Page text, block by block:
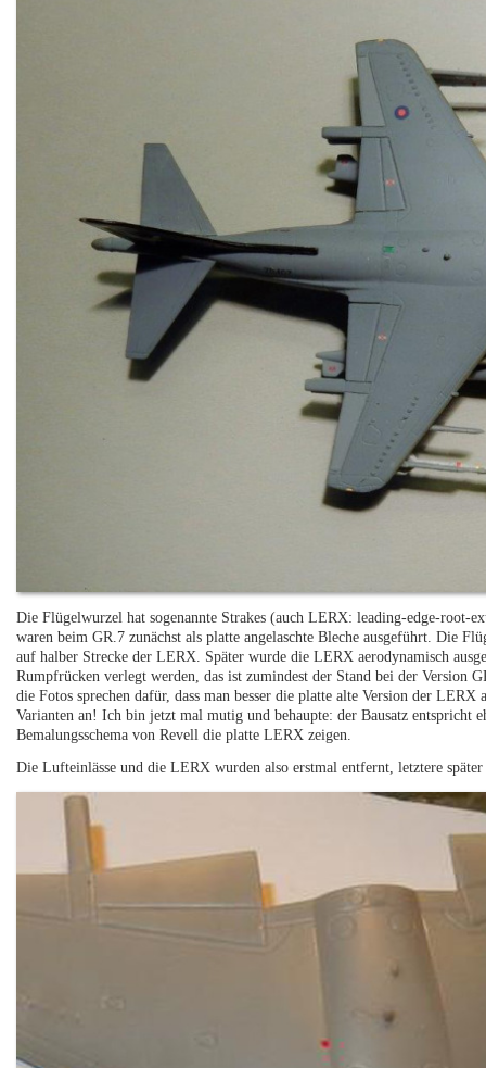
Die Flügelwurzel hat sogenannte Strakes (auch LERX: leading-edge-root-
waren beim GR.7 zunächst als platte angelaschte Bleche ausgeführt. Die
auf halber Strecke der LERX. Später wurde die LERX aerodynamisch
Rumpfrücken verlegt werden, das ist zumindest der Stand bei der Version
die Fotos sprechen dafür, dass man besser die platte alte Version der
Varianten an! Ich bin jetzt mal mutig und behaupte: der Bausatz entspricht
Bemalungsschema von Revell die platte LERX zeigen.
Die Lufteinlässe und die LERX wurden also erstmal entfernt, letztere